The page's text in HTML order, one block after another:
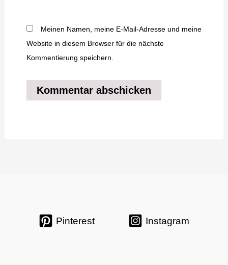
Meinen Namen, meine E-Mail-Adresse und meine
Website in diesem Browser für die nächste
Kommentierung speichern.
Pinterest Instagram